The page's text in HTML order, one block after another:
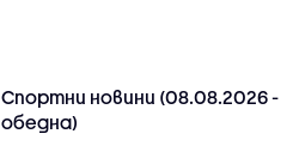
Спортни новини (08.08.2026 -
обедна)